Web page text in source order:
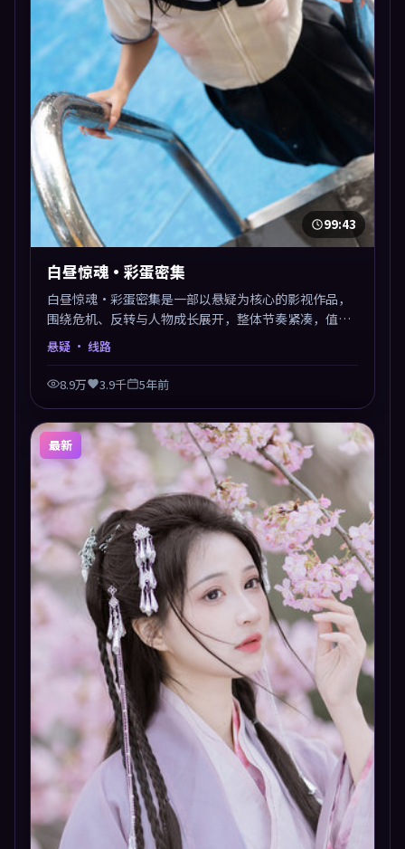
99:43
白昼惊魂·彩蛋密集
白昼惊魂·彩蛋密集是一部以悬疑为核心的影视作品，
围绕危机、反转与人物成长展开，整体节奏紧凑，值得
推荐观看。
悬疑 · 线路
8.9万 3.9千 5年前
最新